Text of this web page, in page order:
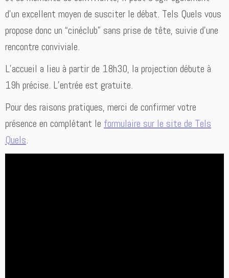
d’un excellent moyen de susciter le débat. Tels Quels vous
propose donc un “cinéclub” sans prise de tête, suivie d’une
rencontre conviviale.
L’accueil a lieu à partir de 18h30, la projection débute à
19h précise. L’entrée est gratuite.
Pour des raisons pratiques, merci de confirmer votre
présence en complétant le formulaire sur le site de Tels
Quels.